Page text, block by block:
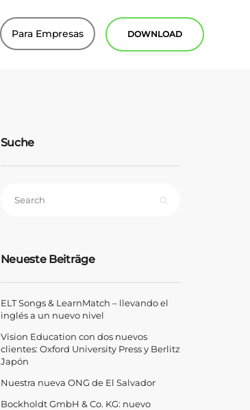
Para Empresas DOWNLOAD
Suche
Neueste Beiträge
ELT Songs & LearnMatch – llevando el
inglés a un nuevo nivel
Vision Education con dos nuevos
clientes: Oxford University Press y Berlitz
Japón
Nuestra nueva ONG de El Salvador
Bockholdt GmbH & Co. KG: nuevo